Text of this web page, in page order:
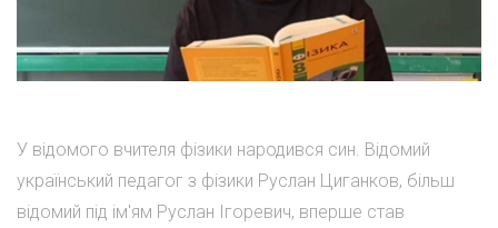
У відомого вчителя фізики народився син. Відомий
український педагог з фізики Руслан Циганков, більш
відомий під ім'ям Руслан Ігоревич, вперше став